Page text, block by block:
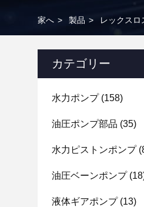
家へ > 製品 > レックス
カテゴリー
水力ポンプ(158)
油圧ポンプ部品 (35)
水力ピストンポンプ
油圧ベーンポンプ
液体ギアポンプ(13)